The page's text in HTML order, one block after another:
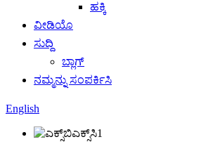
ಹಕ್ಕಿ
ವೀಡಿಯೊ
ಸುದ್ದಿ
ಬ್ಲಾಗ್
ನಮ್ಮನ್ನು ಸಂಪರ್ಕಿಸಿ
English